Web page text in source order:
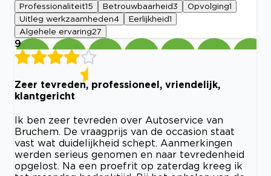
Professionaliteit15 Betrouwbaarheid3 Opvolging1
Uitleg werkzaamheden4 Eerlijkheid1
Algehele ervaring27
9
Zeer tevreden, professioneel, vriendelijk,
klantgericht
Ik ben zeer tevreden over Autoservice van
Bruchem. De vraagprijs van de occasion staat
vast wat duidelijkheid schept. Aanmerkingen
werden serieus genomen en naar tevredenheid
opgelost. Na een proefrit op zaterdag kreeg ik